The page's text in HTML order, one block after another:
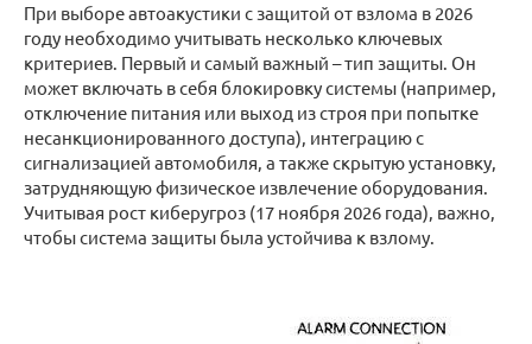
При выборе автоакустики с защитой от взлома в 2026
году необходимо учитывать несколько ключевых
критериев. Первый и самый важный – тип защиты. Он
может включать в себя блокировку системы (например,
отключение питания или выход из строя при попытке
несанкционированного доступа), интеграцию с
сигнализацией автомобиля, а также скрытую установку,
затрудняющую физическое извлечение оборудования.
Учитывая рост киберугроз (17 ноября 2026 года), важно,
чтобы система защиты была устойчива к взлому.